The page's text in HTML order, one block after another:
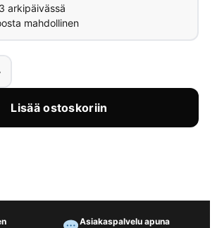
arkipäivässä
mahdollinen
Lisää ostoskoriin
Asiakaspalvelu apuna